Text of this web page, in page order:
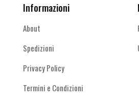
Informazioni
About
Spedizioni
Privacy Policy
Termini e Condizioni